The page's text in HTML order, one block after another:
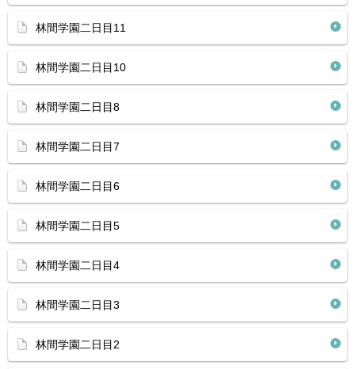
林間学園二日目11
林間学園二日目10
林間学園二日目8
林間学園二日目7
林間学園二日目6
林間学園二日目5
林間学園二日目4
林間学園二日目3
林間学園二日目2